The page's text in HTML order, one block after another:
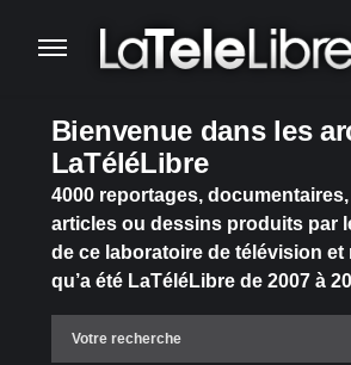
Bienvenue dans les
LaTéléLibre
4000 reportages,
articles ou dessins produits par
de ce laboratoire de télévision et
qu’a été LaTéléLibre de 2007 à